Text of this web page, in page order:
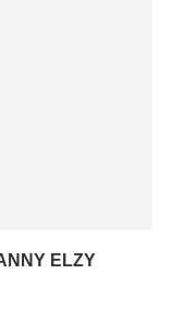
ELZY